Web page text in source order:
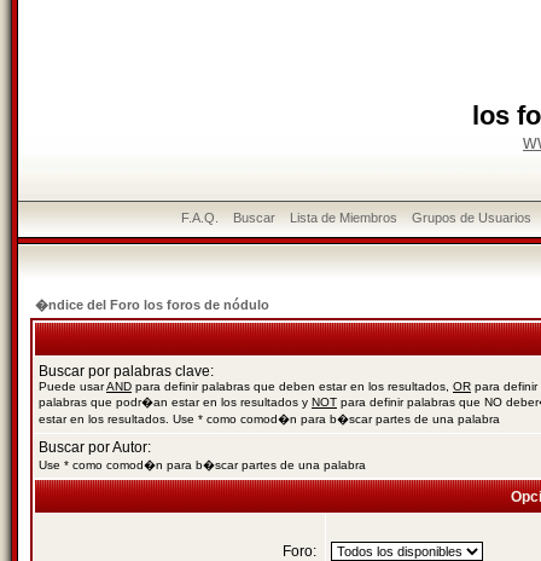
los
F.A.Q. Buscar Lista de Miembros Grupos de Usuarios
�ndice del Foro los foros de nódulo
Buscar por palabras clave:
Puede usarAND para definir palabras que deben estar en los resultados, OR para definir
palabras que podr�an estar en los resultados y NOT para definir palabras que NO
estar en los resultados. Use * como comod�n para b�scar partes de una palabra
Buscar por Autor:
Use * como comod�n para b�scar partes de una palabra
Foro: